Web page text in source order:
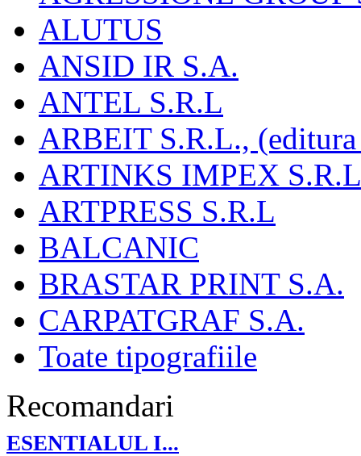
ALUTUS
ANSID IR S.A.
ANTEL S.R.L
ARBEIT S.R.L.,
ARTINKS IMPEX
ARTPRESS S.R.L
BALCANIC
BRASTAR PRINT S.A.
CARPATGRAF S.A.
Toate tipografiile
Recomandari
ESENTIALUL I...